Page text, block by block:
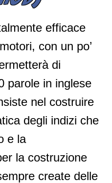
efficace
con un po’
di
parole in inglese
nel costruire
degli indizi che
e la
la costruzione
create delle